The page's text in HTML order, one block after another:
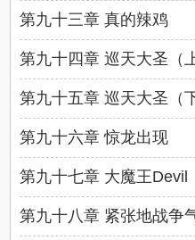
第九十三章 真的辣鸡
第九十四章 巡天大圣（
第九十五章 巡天大圣（
第九十六章 惊龙出现
第九十七章 大魔王Devil
第九十八章 紧张地战争